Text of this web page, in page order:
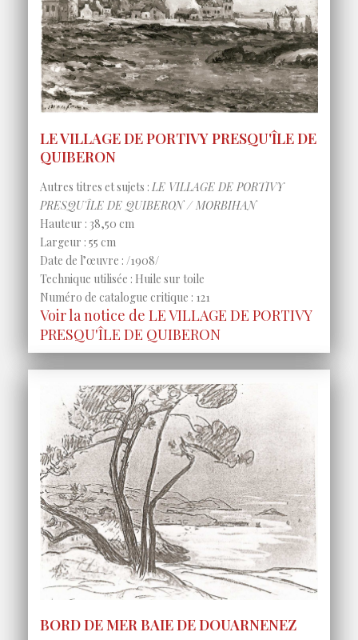
LE VILLAGE DE PORTIVY PRESQU'ÎLE DE
QUIBERON
Autres titres et sujets : LE VILLAGE DE PORTIVY
PRESQU'ÎLE DE QUIBERON / MORBIHAN
Hauteur : 38,50 cm
Largeur : 55 cm
Date de l’œuvre : /1908/
Technique utilisée : Huile sur toile
Numéro de catalogue critique : 121
Voir la notice de LE VILLAGE DE PORTIVY
PRESQU'ÎLE DE QUIBERON
BORD DE MER BAIE DE DOUARNENEZ